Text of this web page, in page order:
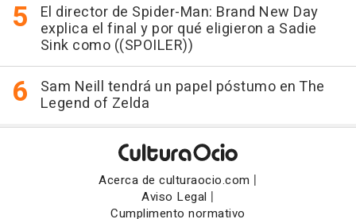
El director de Spider-Man: Brand New Day
explica el final y por qué eligieron a Sadie
Sink como ((SPOILER))
Sam Neill tendrá un papel póstumo en The
Legend of Zelda
Acerca de culturaocio.com |
Aviso Legal |
Cumplimento normativo